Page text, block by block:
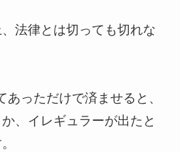
法律とは切っても切れな
っただけで済ませると、
、イレギュラーが出たと